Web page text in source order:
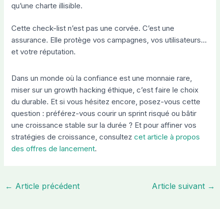
qu’une charte illisible.
Cette check-list n’est pas une corvée. C’est une
assurance. Elle protège vos campagnes, vos utilisateurs…
et votre réputation.
Dans un monde où la confiance est une monnaie rare,
miser sur un growth hacking éthique, c’est faire le choix
du durable. Et si vous hésitez encore, posez-vous cette
question : préférez-vous courir un sprint risqué ou bâtir
une croissance stable sur la durée ? Et pour affiner vos
stratégies de croissance, consultezcet article à propos
des offres de lancement.
← Article précédent Article suivant →